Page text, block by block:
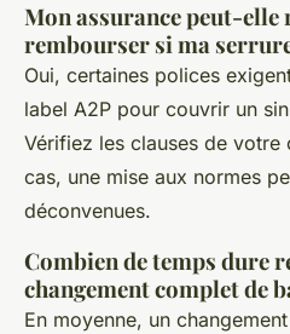
Mon assurance peut-elle
rembourser si ma
Oui, certaines polices
label A2P pour couvrir un
Vérifiez les clauses de votre
cas, une mise aux normes
déconvenues.
Combien de temps dure
changement complet de
En moyenne, un